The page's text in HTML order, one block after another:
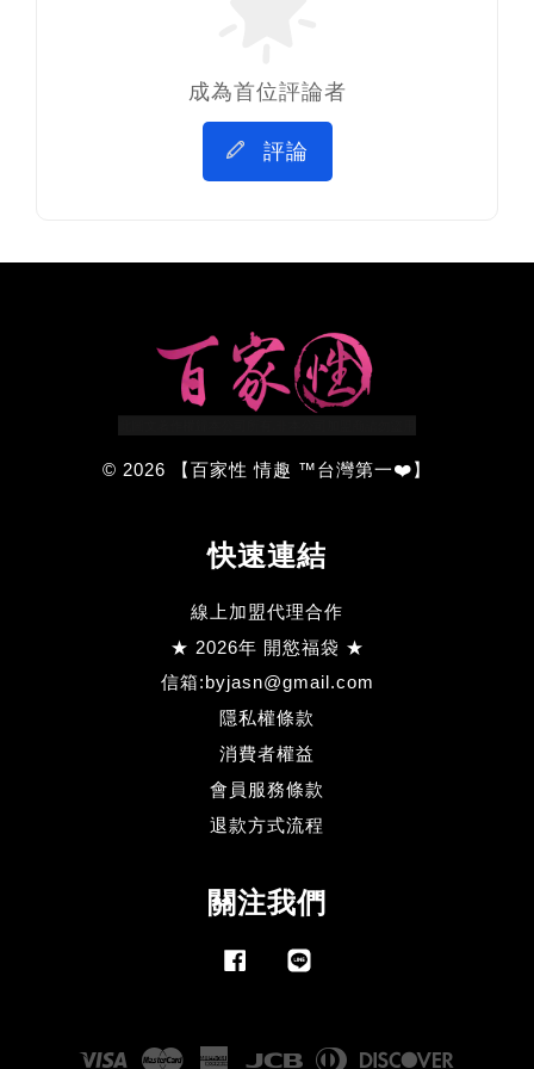
成為首位評論者
評論
© 2026 【百家性 情趣 ™台灣第一❤️】
快速連結
線上加盟代理合作
★ 2026年 開慾福袋 ★
信箱:byjasn@gmail.com
隱私權條款
消費者權益
會員服務條款
退款方式流程
關注我們
Facebook
Visa Master AmericanJCB Diners